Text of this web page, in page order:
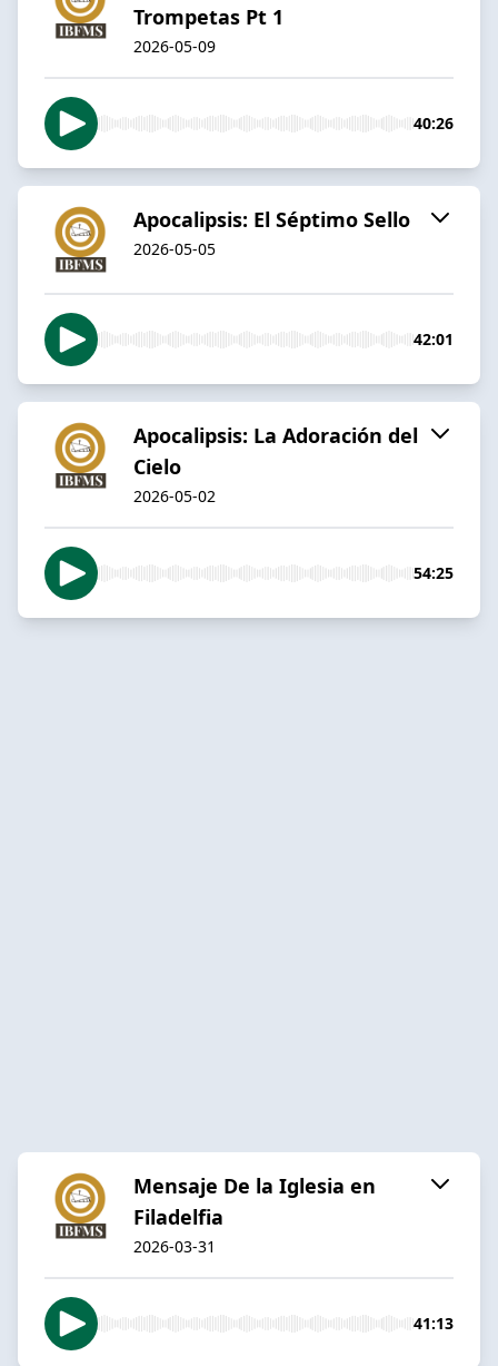
Trompetas Pt 1
2026-05-09
40:26
Apocalipsis: El Séptimo Sello
2026-05-05
42:01
Apocalipsis: La Adoración del
Cielo
2026-05-02
54:25
Mensaje De la Iglesia en
Filadelfia
2026-03-31
41:13